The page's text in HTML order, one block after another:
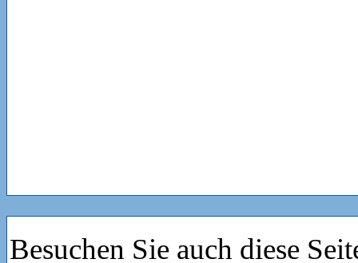
Besuchen Sie auch diese